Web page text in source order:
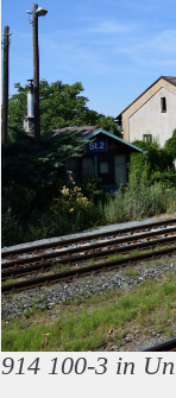
914 100-3 in